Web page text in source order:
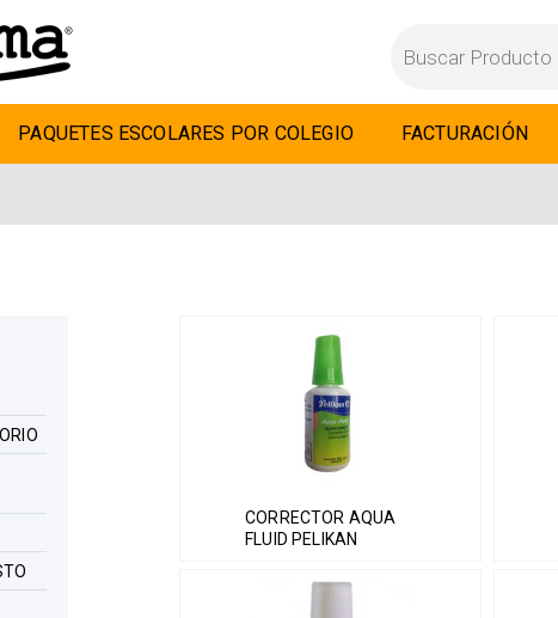
PAQUETES ESCOLARES POR COLEGIO FACTURACIÓN
CORRECTOR AQUA
FLUID PELIKAN